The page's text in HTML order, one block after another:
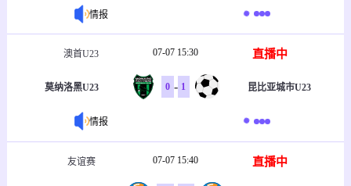
情报
澳首U23 07-07 15:30 直播中
莫纳洛黑U23 0 - 1 昆比亚城市U23
情报
友谊赛 07-07 15:40 直播中